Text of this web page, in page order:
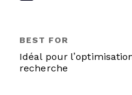
Idéal pour
recherche